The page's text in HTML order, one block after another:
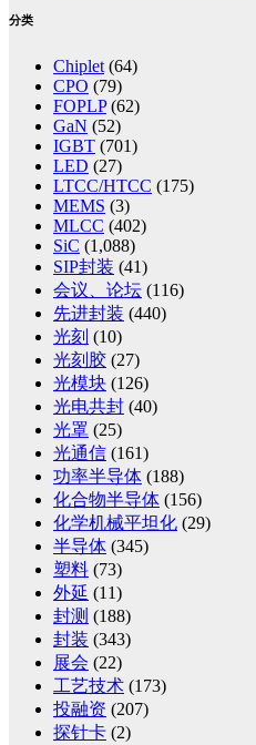
分类
Chiplet (64)
CPO (79)
FOPLP(62)
GaN (52)
IGBT (701)
LED (27)
LTCC/HTCC (175)
MEMS (3)
MLCC (402)
SiC (1,088)
SIP封装 (41)
会议、论坛 (116)
先进封装 (440)
光刻 (10)
光刻胶 (27)
光模块 (126)
光电共封 (40)
光罩 (25)
光通信 (161)
功率半导体 (188)
化合物半导体 (156)
化学机械平坦化 (29)
半导体 (345)
塑料 (73)
外延 (11)
封测 (188)
封装 (343)
展会 (22)
工艺技术 (173)
投融资 (207)
探针卡 (2)